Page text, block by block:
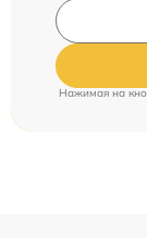
Нажимая на